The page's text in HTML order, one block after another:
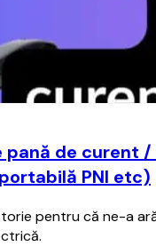
pană de
PNI etc)
pentru că ne-a